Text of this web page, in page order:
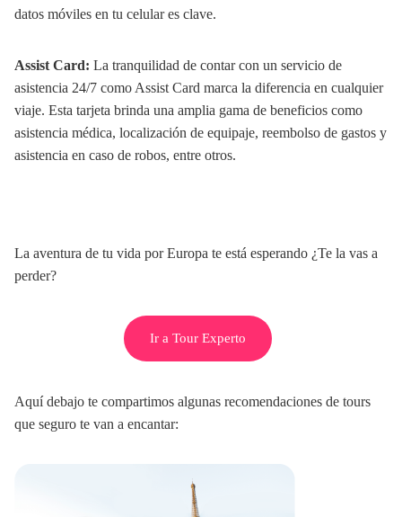
datos móviles en tu celular es clave.
Assist Card: La tranquilidad de contar con un servicio de
asistencia 24/7 como Assist Card marca la diferencia en cualquier
viaje. Esta tarjeta brinda una amplia gama de beneficios como
asistencia médica, localización de equipaje, reembolso de gastos y
asistencia en caso de robos, entre otros.
La aventura de tu vida por Europa te está esperando ¿Te la vas a
perder?
Ir a Tour Experto
Aquí debajo te compartimos algunas recomendaciones de tours
que seguro te van a encantar: